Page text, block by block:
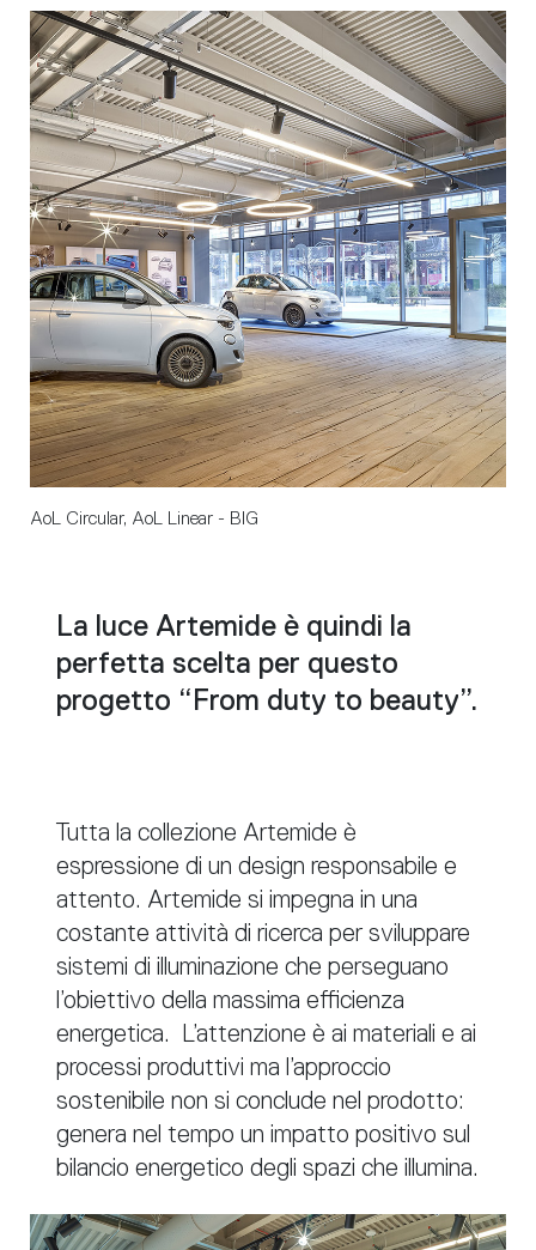
AoL Circular, AoL Linear - BIG
La luce Artemide è quindi la
perfetta scelta per questo
progetto “From duty to beauty”.
Tutta la collezione Artemide è
espressione di un design responsabile e
attento. Artemide si impegna in una
costante attività di ricerca per sviluppare
sistemi di illuminazione che perseguano
l’obiettivo della massima efficienza
energetica. L’attenzione è ai materiali e ai
processi produttivi ma l’approccio
sostenibile non si conclude nel prodotto:
genera nel tempo un impatto positivo sul
bilancio energetico degli spazi che illumina.